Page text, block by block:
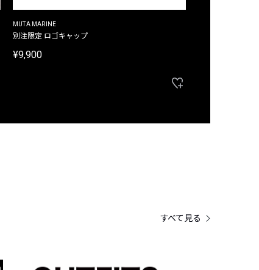
MUTA MARINE
別注限定 ロゴキャップ
¥9,900
すべて見る